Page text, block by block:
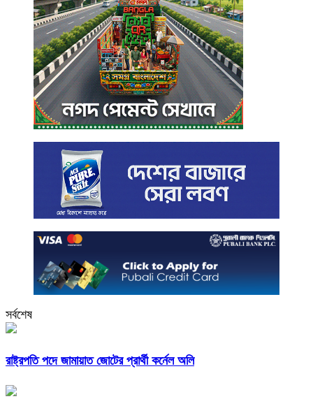
সর্বশেষ
রাষ্ট্রপতি পদে জামায়াত জোটের প্রার্থী কর্নেল অলি